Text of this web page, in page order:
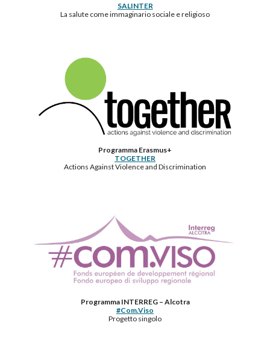
SALINTER
La salute come immaginario sociale e religioso
Programma Erasmus+
TOGETHER
Actions Against Violence and Discrimination
Programma INTERREG – Alcotra
#Com.Viso
Progetto singolo